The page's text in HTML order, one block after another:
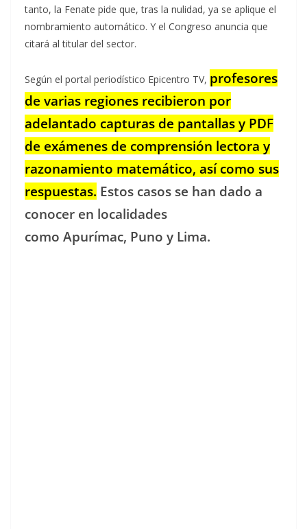
tanto, la Fenate pide que, tras la nulidad, ya se aplique el
nombramiento automático. Y el Congreso anuncia que
citará al titular del sector.
Según el portal periodístico Epicentro TV, profesores
de varias regiones recibieron por
adelantado capturas de pantallas y PDF
de exámenes de comprensión lectora y
razonamiento matemático, así como sus
respuestas. Estos casos se han dado a
conocer en localidades
como Apurímac, Puno y Lima.